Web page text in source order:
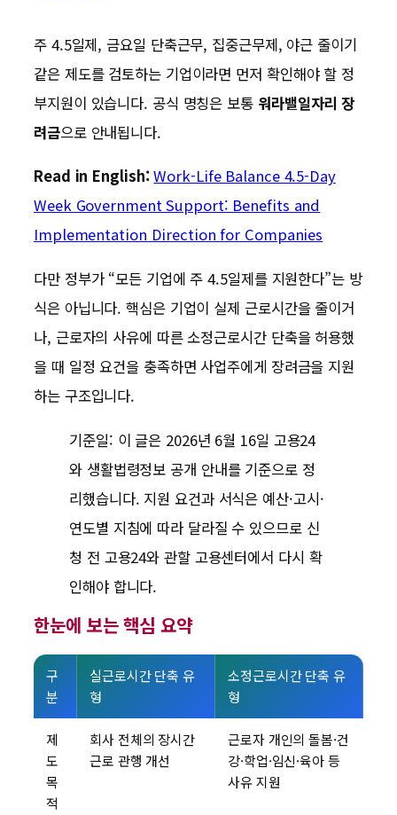
주 4.5일제, 금요일 단축근무, 집중근무제, 야근 줄이기
같은 제도를 검토하는 기업이라면 먼저 확인해야 할 정
부지원이 있습니다. 공식 명칭은 보통 워라밸일자리 장
려금으로 안내됩니다.
Read in English: Work-Life Balance 4.5-Day
Week Government Support: Benefits and
Implementation Direction for Companies
다만 정부가 “모든 기업에 주 4.5일제를 지원한다”는 방
식은 아닙니다. 핵심은 기업이 실제 근로시간을 줄이거
나, 근로자의 사유에 따른 소정근로시간 단축을 허용했
을 때 일정 요건을 충족하면 사업주에게 장려금을 지원
하는 구조입니다.
기준일: 이 글은 2026년 6월 16일 고용24
와 생활법령정보 공개 안내를 기준으로 정
리했습니다. 지원 요건과 서식은 예산·고시·
연도별 지침에 따라 달라질 수 있으므로 신
청 전 고용24와 관할 고용센터에서 다시 확
인해야 합니다.
한눈에 보는 핵심 요약
구
분
실근로시간 단축 유
형
소정근로시간 단축 유
형
제
도
목
적
회사 전체의 장시간
근로 관행 개선
근로자 개인의 돌봄·건
강·학업·임신·육아 등
사유 지원